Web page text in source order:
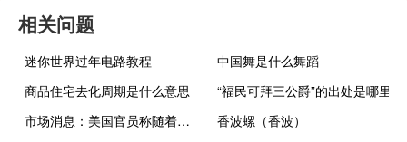
相关问题
迷你世界过年电路教程
中国舞是什么舞蹈
商品住宅去化周期是什么意思
“福民可拜三公爵”的出处是哪里
市场消息：美国官员称随着对袭击的担忧日益增加美国军方正在采取措施保护驻中东美军
香波螺（香波）